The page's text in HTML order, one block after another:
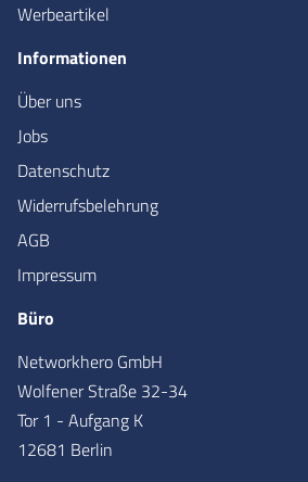
Werbeartikel
Informationen
Über uns
Jobs
Datenschutz
Widerrufsbelehrung
AGB
Impressum
Büro
Networkhero GmbH
Wolfener Straße 32-34
Tor 1 - Aufgang K
12681 Berlin